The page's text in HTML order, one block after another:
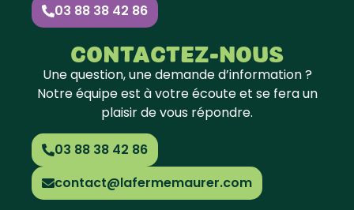
03 88 38 42 86
CONTACTEZ-nous
Une question, une demande d’information ?
Notre équipe est à votre écoute et se fera un
plaisir de vous répondre.
03 88 38 42 86
contact@lafermemaurer.com